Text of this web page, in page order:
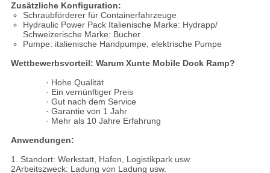
Zusätzliche Konfiguration:
Schraubförderer für Containerfahrzeuge
Hydraulic Power Pack Italienische Marke: Hydrapp/
Schweizerische Marke: Bucher
Pumpe: italienische Handpumpe, elektrische Pumpe
Wettbewerbsvorteil: Warum Xunte Mobile Dock Ramp?
· Hohe Qualität
· Ein vernünftiger Preis
· Gut nach dem Service
· Garantie von 1 Jahr
· Mehr als 10 Jahre Erfahrung
Anwendungen:
1. Standort: Werkstatt, Hafen, Logistikpark usw.
2Arbeitszweck: Ladung von Ladung usw.